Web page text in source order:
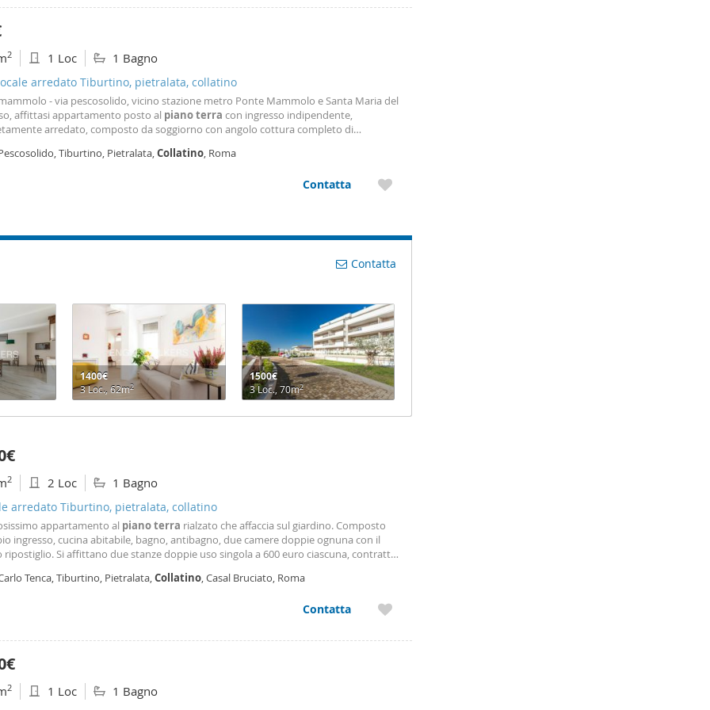
2 1 Loc 1 Bagno
arredato Tiburtino, pietralata, collatino
- via pescosolido, vicino stazione metro Ponte Mammolo e Santa Maria del
affittasi appartamento posto al pianoterra con ingresso indipendente,
arredato, composto da soggiorno con angolo cottura completo di
con pompa di calore caldo freddo. Prezzo richiesto
Tiburtino, Pietralata,Collatino, Roma
Contatta
Contatta
1400€
3 Loc., 62m2
1500€
3 Loc., 70m2
2 2 Loc 1 Bagno
arredato Tiburtino, pietralata, collatino
appartamento al pianoterra rialzato che affaccia sul giardino. Composto
ingresso, cucina abitabile, bagno, antibagno, due camere doppie ognuna con il
ripostiglio. Si affittano due stanze doppie uso singola a 600 euro ciascuna, contratto
che porta alla stazione tiburtina e a villa borghese
Tenca, Tiburtino, Pietralata,Collatino, Casal Bruciato, Roma
Contatta
2 1 Loc 1 Bagno